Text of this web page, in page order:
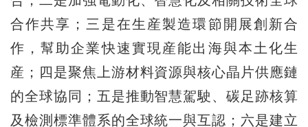
合作共享；三是在生産製造環節開展創新合
作，幫助企業快速實現産能出海與本土化生
産；四是聚焦上游材料資源與核心晶片供應鏈
的全球協同；五是推動智慧駕駛、碳足跡核算
及檢測標準體系的全球統一與互認；六是建立